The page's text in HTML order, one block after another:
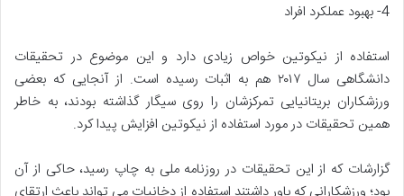
4- بهبود عملکرد افراد
استفاده از نیکوتین خواص زیادی دارد و این موضوع در تحقیقات
دانشگاهی سال ۲۰۱۷ هم به اثبات رسیده است. از آنجایی که بعضی
ورزشکاران بریتانیایی تمرکزشان را روی سیگار گذاشته بودند، به خاطر
همین تحقیقات در مورد استفاده از نیکوتین افزایش پیدا کرد.
گزارشات که از این تحقیقات در روزنامه ملی به چاپ رسید، حاکی از آن